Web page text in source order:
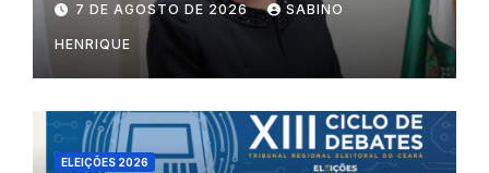
7 DE AGOSTO DE 2026 SABINO
HENRIQUE
ELEIÇÕES 2026